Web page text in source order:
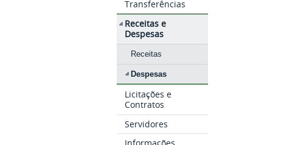
Transferências
Receitas e
Despesas
Receitas
Despesas
Licitações e
Contratos
Servidores